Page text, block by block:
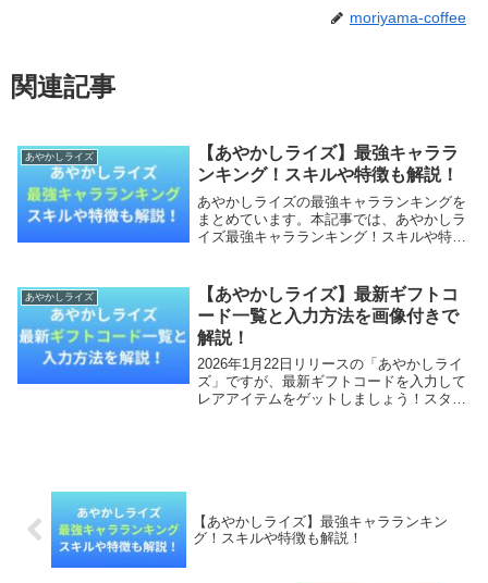
moriyama-coffee
関連記事
あやかしライズ
【あやかしライズ】最強キャララ
ンキング！スキルや特徴も解説！
あやかしライズの最強キャラランキングを
まとめています。本記事では、あやかしラ
イズ最強キャラランキング！スキルや特徴
グ！あやかしライズ関連記事あやかしライ
ズ最強キャララ...
あやかしライズ
【あやかしライズ】最新ギフトコ
ード一覧と入力方法を画像付きで
解説！
2026年1月22日リリースの「あやかしライ
ズ」ですが、最新ギフトコードを入力して
レアアイテムをゲットしましょう！スター
【あやかしライズ】最強キャラランキン
グ！スキルや特徴も解説！